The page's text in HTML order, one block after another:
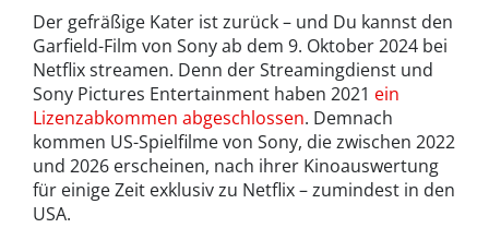
Der gefräßige Kater ist zurück – und Du kannst den
Garfield-Film von Sony ab dem 9. Oktober 2024 bei
Netflix streamen. Denn der Streamingdienst und
Sony Pictures Entertainment haben 2021 ein
Lizenzabkommen abgeschlossen. Demnach
kommen US-Spielfilme von Sony, die zwischen 2022
und 2026 erscheinen, nach ihrer Kinoauswertung
für einige Zeit exklusiv zu Netflix – zumindest in den
USA.